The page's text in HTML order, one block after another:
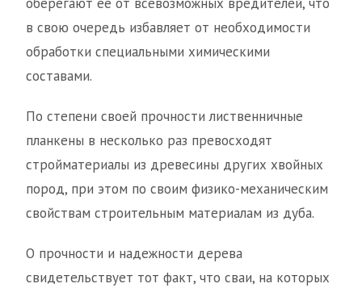
в свою очередь избавляет от необходимости
обработки специальными химическими
составами.
По степени своей прочности лиственничные
планкены в несколько раз превосходят
стройматериалы из древесины других хвойных
пород, при этом по своим физико-механическим
свойствам строительным материалам из дуба.
О прочности и надежности дерева
свидетельствует тот факт, что сваи, на которых